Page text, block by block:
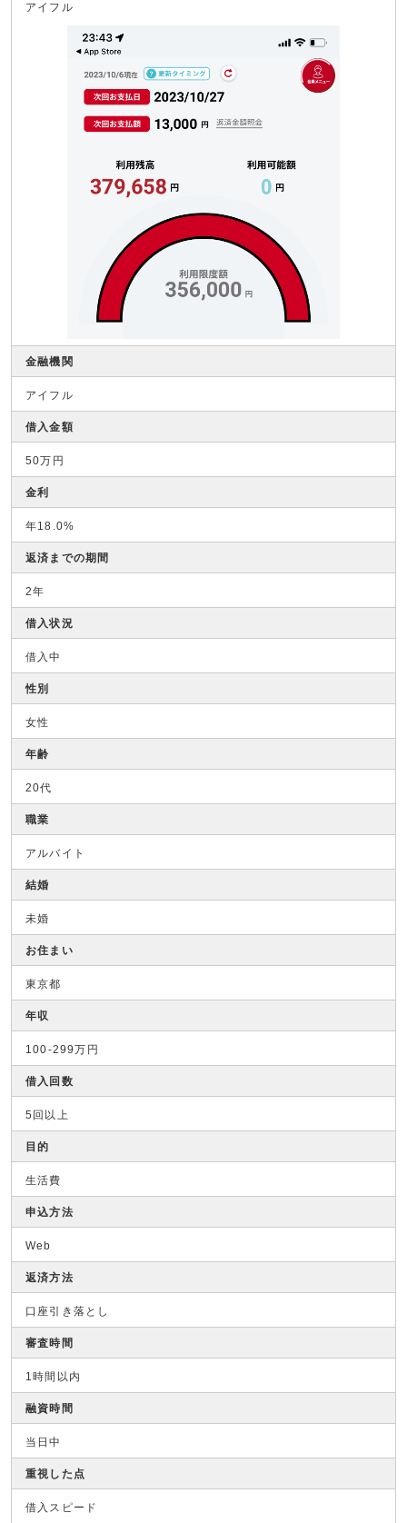
アイフル
金融機関
アイフル
借入金額
50万円
金利
年18.0%
返済までの期間
2年
借入状況
借入中
性別
女性
年齢
20代
職業
アルバイト
結婚
未婚
お住まい
東京都
年収
100-299万円
借入回数
5回以上
目的
生活費
申込方法
Web
返済方法
口座引き落とし
審査時間
1時間以内
融資時間
当日中
重視した点
借入スピード